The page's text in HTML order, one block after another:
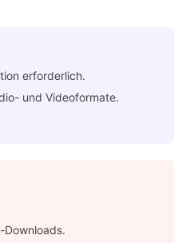
erforderlich.
und Videoformate.